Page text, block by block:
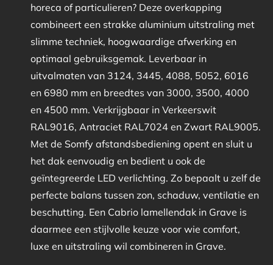
horeca of particulieren? Deze overkapping
combineert een strakke aluminium uitstraling met
slimme techniek, hoogwaardige afwerking en
optimaal gebruiksgemak. Leverbaar in
uitvalmaten van 3124, 3445, 4088, 5052, 6016
en 6980 mm en breedtes van 3000, 3500, 4000
en 4500 mm. Verkrijgbaar in Verkeerswit
RAL9016, Antraciet RAL7024 en Zwart RAL9005.
Met de Somfy afstandsbediening opent en sluit u
het dak eenvoudig en bedient u ook de
geïntegreerde LED verlichting. Zo bepaalt u zelf de
perfecte balans tussen zon, schaduw, ventilatie en
beschutting. Een Cabrio lamellendak in Grave is
daarmee een stijlvolle keuze voor wie comfort,
luxe en uitstraling wil combineren in Grave.